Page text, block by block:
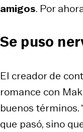
amigos. Por
Se puso
El creador de
romance con
buenos términos.
que pasó, sino